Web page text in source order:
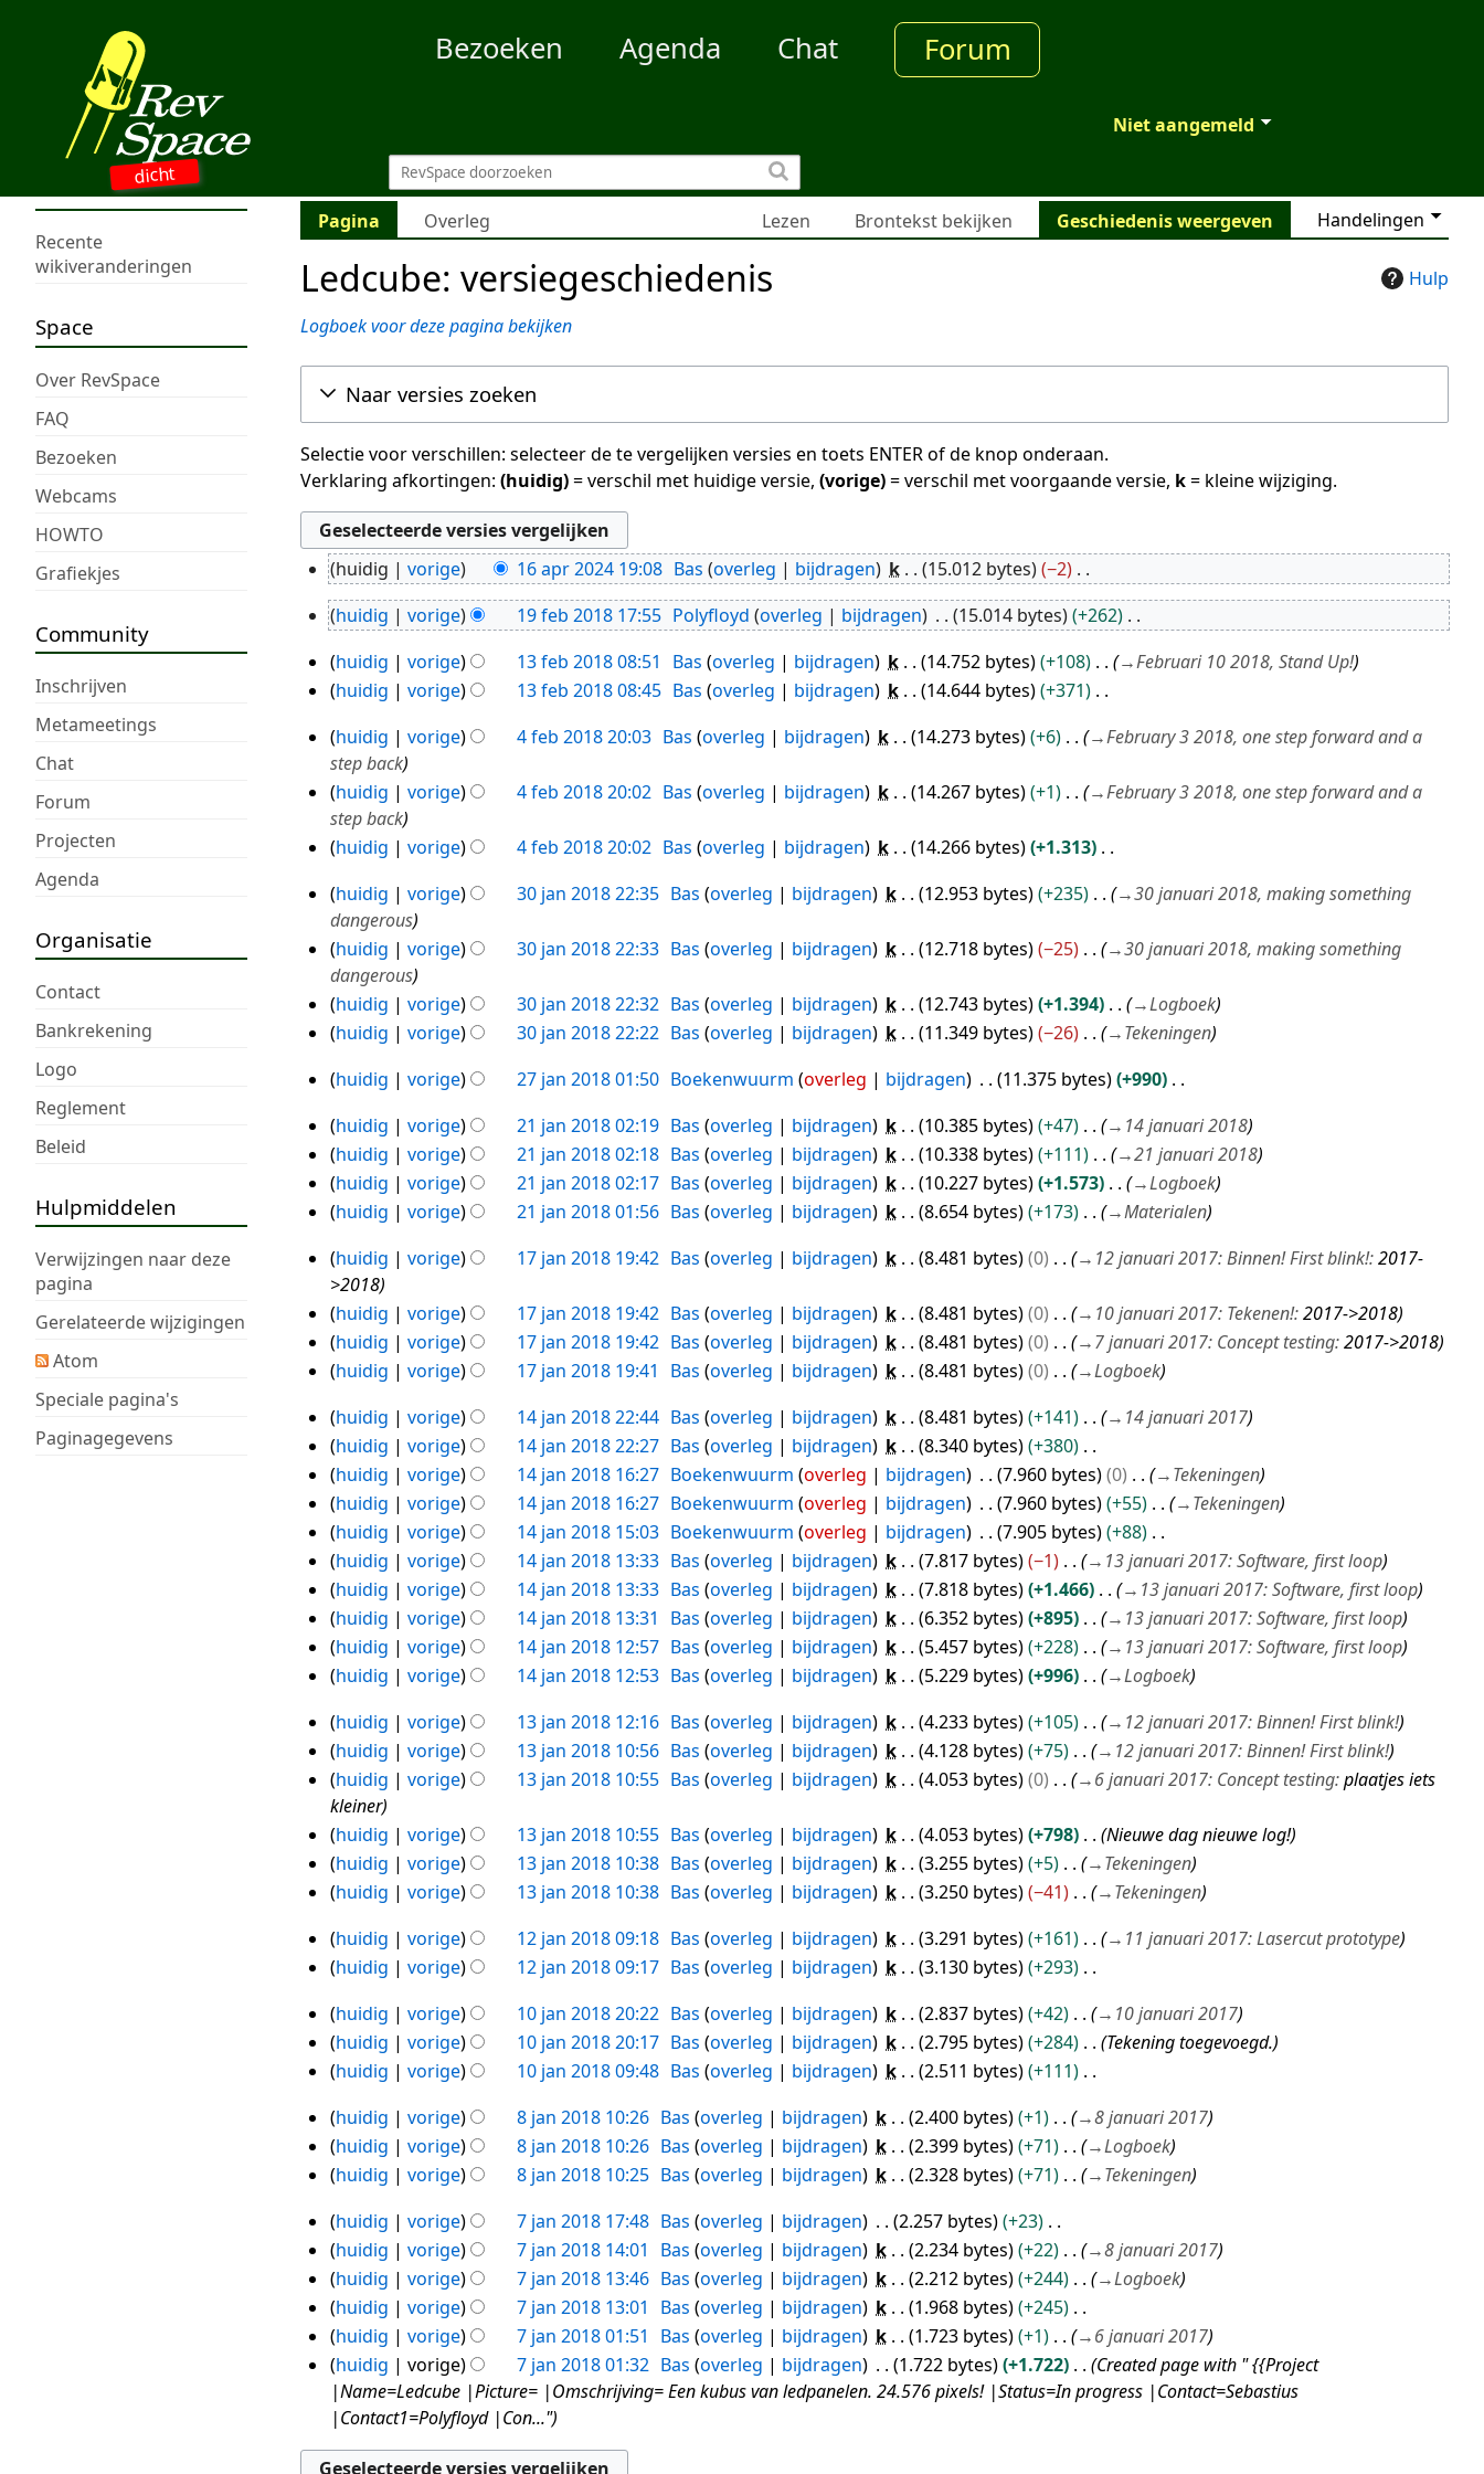
dicht
Bezoeken Agenda Chat Forum
Niet aangemeld
Recente
wikiveranderingen
Space
Over RevSpace
FAQ
Bezoeken
Webcams
HOWTO
Grafiekjes
Community
Inschrijven
Metameetings
Chat
Forum
Projecten
Agenda
Organisatie
Contact
Bankrekening
Logo
Reglement
Beleid
Hulpmiddelen
Verwijzingen naar deze
pagina
Gerelateerde wijzigingen
Atom
Speciale pagina's
Paginagegevens
Pagina Overleg Handelingen
Lezen Brontekst bekijken Geschiedenis weergeven
Hulp
Ledcube: versiegeschiedenis
Logboek voor deze pagina bekijken
Naar versies zoeken
Selectie voor verschillen: selecteer de te vergelijken versies en toets ENTER of de knop onderaan.
Verklaring afkortingen: (huidig)= verschil met huidige versie, (vorige)= verschil met voorgaande versie, k= kleine wijziging.
16
apr
2024
huidig vorige 16 apr 2024 19:08 Bas overleg bijdragen k 15.012 bytes
−2
G
e
n
b
e
w
e
r
k
i
n
g
s
s
a
m
e
n
a
t
t
i
g
19
feb
2018
huidig vorige 19 feb 2018 17:55 Polyfloyd overleg bijdragen 15.014 bytes
+262
e
e
b
e
w
e
r
i
n
g
s
s
a
e
n
v
a
t
t
i
n
g
13
feb
2018
huidig vorige 13 feb 2018 08:51 Bas overleg bijdragen k 14.752 bytes +108 →Februari 10 2018, Stand Up!
huidig
vorige 13 feb 2018 08:45 Bas overleg bijdragen k 14.644 bytes
+371
e
e
n
b
e
e
r
k
i
n
g
s
a
m
e
n
v
a
t
i
n
g
4
feb
2018
huidig vorige 4 feb 2018 20:03 Bas overleg bijdragen k 14.273 bytes +6 →February 3 2018, one step forward and a
step back
huidig
vorige 4 feb 2018 20:02 Bas overleg bijdragen k 14.267 bytes +1 →February 3 2018, one step forward and a
step back
huidig
vorige 4 feb 2018 20:02 Bas overleg bijdragen k 14.266 bytes
+1.313
e
e
n
b
e
w
r
i
n
g
s
a
m
e
n
v
t
t
i
n
g
30
jan
2018
huidig vorige 30 jan 2018 22:35 Bas overleg bijdragen k 12.953 bytes +235 →30 januari 2018, making something
dangerous
huidig
vorige 30 jan 2018 22:33 Bas overleg bijdragen k 12.718 bytes −25 →30 januari 2018, making something
dangerous
huidig
vorige 30 jan 2018 22:32 Bas overleg bijdragen k 12.743 bytes +1.394 →Logboek
huidig
vorige 30 jan 2018 22:22 Bas overleg bijdragen k 11.349 bytes −26 →Tekeningen
27
jan
2018
huidig vorige 27 jan 2018 01:50 Boekenwuurm overleg bijdragen 11.375 bytes
+990
e
e
n
b
w
e
r
k
i
g
s
s
a
m
e
n
v
a
t
t
i
n
g
21
jan
2018
huidig vorige 21 jan 2018 02:19 Bas overleg bijdragen k 10.385 bytes +47 → 14 januari 2018
huidig
vorige 21 jan 2018 02:18 Bas overleg bijdragen k 10.338 bytes +111 →21 januari 2018
huidig
vorige 21 jan 2018 02:17 Bas overleg bijdragen k 10.227 bytes +1.573 →Logboek
huidig
vorige 21 jan 2018 01:56 Bas overleg bijdragen k 8.654 bytes +173 →Materialen
17
jan
2018
huidig vorige 17 jan 2018 19:42 Bas overleg bijdragen k 8.481 bytes 0 → 12 januari 2017: Binnen! First blink!:2017-
>2018
huidig
vorige 17 jan 2018 19:42 Bas overleg bijdragen k 8.481 bytes 0 → 10 januari 2017: Tekenen!:2017->2018
huidig
vorige 17 jan 2018 19:42 Bas overleg bijdragen k 8.481 bytes 0 →7 januari 2017: Concept testing:2017->2018
huidig
vorige 17 jan 2018 19:41 Bas overleg bijdragen k 8.481 bytes 0 →Logboek
14
jan
2018
huidig vorige 14 jan 2018 22:44 Bas overleg bijdragen k 8.481 bytes +141 → 14 januari 2017
huidig
vorige 14 jan 2018 22:27 Bas overleg bijdragen k 8.340 bytes
+380
G
e
e
n
b
e
w
e
r
k
i
n
g
s
s
a
m
n
v
a
t
t
i
n
g
huidig vorige 14 jan 2018 16:27 Boekenwuurm overleg bijdragen 7.960 bytes 0 →Tekeningen
huidig
vorige 14 jan 2018 16:27 Boekenwuurm overleg bijdragen 7.960 bytes +55 →Tekeningen
huidig
vorige 14 jan 2018 15:03 Boekenwuurm overleg bijdragen 7.905 bytes
+88
G
e
e
n
b
e
w
e
r
k
i
n
g
s
s
a
m
e
n
v
a
t
t
i
g
huidig vorige 14 jan 2018 13:33 Bas overleg bijdragen k 7.817 bytes −1 → 13 januari 2017: Software, first loop
huidig
vorige 14 jan 2018 13:33 Bas overleg bijdragen k 7.818 bytes +1.466 → 13 januari 2017: Software, first loop
huidig
vorige 14 jan 2018 13:31 Bas overleg bijdragen k 6.352 bytes +895 → 13 januari 2017: Software, first loop
huidig
vorige 14 jan 2018 12:57 Bas overleg bijdragen k 5.457 bytes +228 → 13 januari 2017: Software, first loop
huidig
vorige 14 jan 2018 12:53 Bas overleg bijdragen k 5.229 bytes +996 →Logboek
13
jan
2018
huidig vorige 13 jan 2018 12:16 Bas overleg bijdragen k 4.233 bytes +105 → 12 januari 2017: Binnen! First blink!
huidig
vorige 13 jan 2018 10:56 Bas overleg bijdragen k 4.128 bytes +75 → 12 januari 2017: Binnen! First blink!
huidig
vorige 13 jan 2018 10:55 Bas overleg bijdragen k 4.053 bytes 0 →6 januari 2017: Concept testing:plaatjes iets
kleiner
huidig
vorige 13 jan 2018 10:55 Bas overleg bijdragen k 4.053 bytes +798
Nieuwe dag nieuwe log!
huidig
vorige 13 jan 2018 10:38 Bas overleg bijdragen k 3.255 bytes +5 →Tekeningen
huidig
vorige 13 jan 2018 10:38 Bas overleg bijdragen k 3.250 bytes −41 →Tekeningen
12
jan
2018
huidig vorige 12 jan 2018 09:18 Bas overleg bijdragen k 3.291 bytes +161 → 11 januari 2017: Lasercut prototype
huidig
vorige 12 jan 2018 09:17 Bas overleg bijdragen k 3.130 bytes
+293
e
e
n
e
w
e
k
i
n
g
s
s
a
m
10
jan
2018
huidig vorige 10 jan 2018 20:22 Bas overleg bijdragen k 2.837 bytes +42 → 10 januari 2017
huidig
vorige 10 jan 2018 20:17 Bas overleg bijdragen k 2.795 bytes +284
Tekening toegevoegd.
huidig
vorige 10 jan 2018 09:48 Bas overleg bijdragen k 2.511 bytes
+111
e
e
n
e
w
e
r
k
i
n
g
s
8
jan
2018
huidig vorige 8 jan 2018 10:26 Bas overleg bijdragen k 2.400 bytes +1 →8 januari 2017
huidig
vorige 8 jan 2018 10:26 Bas overleg bijdragen k 2.399 bytes +71 →Logboek
huidig
vorige 8 jan 2018 10:25 Bas overleg bijdragen k 2.328 bytes +71 →Tekeningen
7
jan
2018
huidig vorige 7 jan 2018 17:48 Bas overleg bijdragen 2.257 bytes
+23
G
e
e
n
b
e
w
e
r
huidig vorige 7 jan 2018 14:01 Bas overleg bijdragen k 2.234 bytes +22 →8 januari 2017
huidig
vorige 7 jan 2018 13:46 Bas overleg bijdragen k 2.212 bytes +244 →Logboek
huidig
vorige 7 jan 2018 13:01 Bas overleg bijdragen k 1.968 bytes
+245
G
e
e
n
e
huidig vorige 7 jan 2018 01:51 Bas overleg bijdragen k 1.723 bytes +1 →6 januari 2017
huidig
vorige 7 jan 2018 01:32 Bas overleg bijdragen 1.722 bytes +1.722
Created page with " {{Project
|Name=Ledcube |Picture= |Omschrijving= Een kubus van ledpanelen. 24.576 pixels! |Status=In progress |Contact=Sebastius
|Contact1=Polyfloyd |Con..."